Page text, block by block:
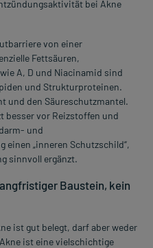
bei Akne
von einer
Fettsäuren,
A, D und Niacinamid sind
und Strukturproteinen.
und den Säureschutzmantel.
besser vor Reizstoffen und
und
„inneren Schutzschild“,
sinnvoll ergänzt.
Baustein, kein
ist gut belegt, darf aber weder
ist eine vielschichtige